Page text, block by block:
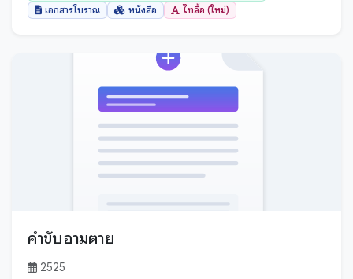
เอกสารโบราณ
หนังสือ ไทลื้อ (ใหม่)
คำขับอามตาย
2525